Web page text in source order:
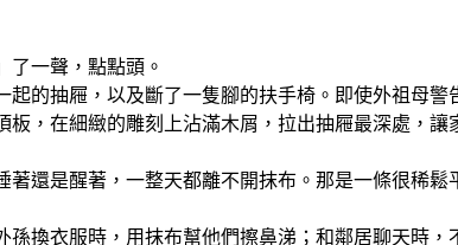
一聲，點點頭。
的抽屜，以及斷了一隻腳的扶手椅。即使外祖母
，在細緻的雕刻上沾滿木屑，拉出抽屜最深處，
還是醒著，一整天都離不開抹布。那是一條很稀
換衣服時，用抹布幫他們擦鼻涕；和鄰居聊天時